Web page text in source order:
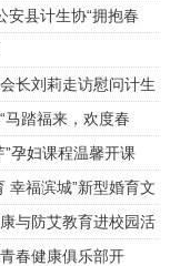
县计生协“拥抱春
长刘莉走访慰问计生
马踏福来，欢度春
孕妇课程温馨开课
幸福滨城”新型婚育文
与防艾教育进校园活
春健康俱乐部开